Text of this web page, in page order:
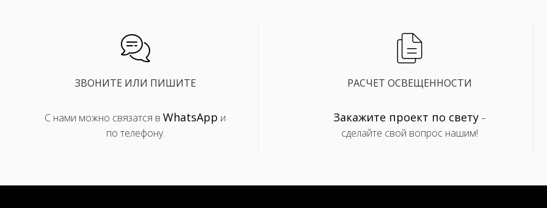
ЗВОНИТЕ ИЛИ ПИШИТЕ
С нами можно связатся вWhatsApp и
по телефону.
РАСЧЕТ ОСВЕЩЕННОСТИ
Закажите проект по свету–
сделайте свой вопрос нашим!